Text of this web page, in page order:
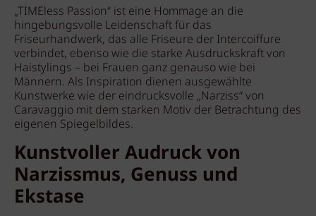
„TIMEless Passion“ ist eine Hommage an die
hingebungsvolle Leidenschaft für das
Friseurhandwerk, das alle Friseure der Intercoiffure
verbindet, ebenso wie die starke Ausdruckskraft von
Haistylings – bei Frauen ganz genauso wie bei
Männern. Als Inspiration dienen ausgewählte
Kunstwerke wie der eindrucksvolle „Narziss“ von
Caravaggio mit dem starken Motiv der Betrachtung des
eigenen Spiegelbildes.
Kunstvoller Audruck von
Narzissmus, Genuss und
Ekstase